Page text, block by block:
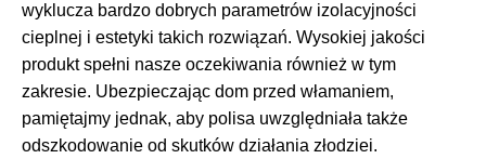
wyklucza bardzo dobrych parametrów izolacyjności
cieplnej i estetyki takich rozwiązań. Wysokiej jakości
produkt spełni nasze oczekiwania również w tym
zakresie. Ubezpieczając dom przed włamaniem,
pamiętajmy jednak, aby polisa uwzględniała także
odszkodowanie od skutków działania złodziei.